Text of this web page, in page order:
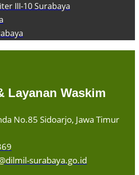
III-10 Surabaya
Layanan Waskim
No.85 Sidoarjo, Jawa Timur
surabaya.go.id